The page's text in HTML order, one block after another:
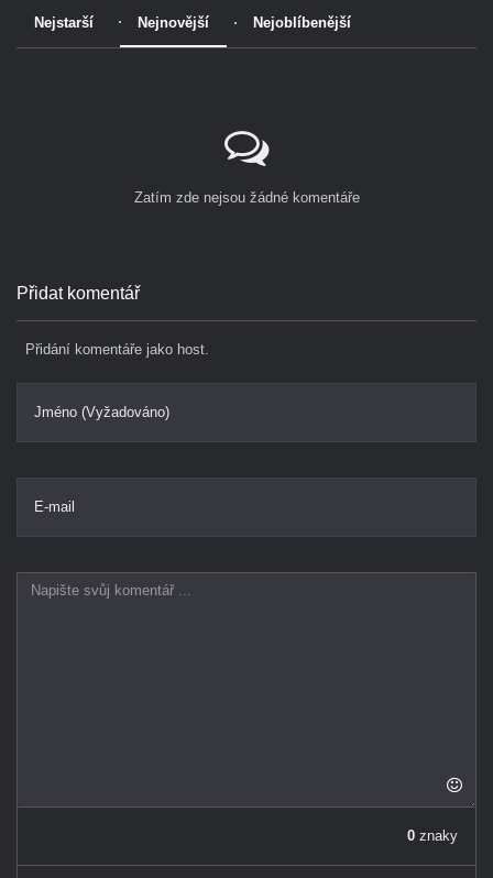
Nejstarší Nejnovější Nejoblíbenější
Zatím zde nejsou žádné komentáře
Přidat komentář
Přidání komentáře jako host.
Jméno (Vyžadováno)
E-mail
0 znaky